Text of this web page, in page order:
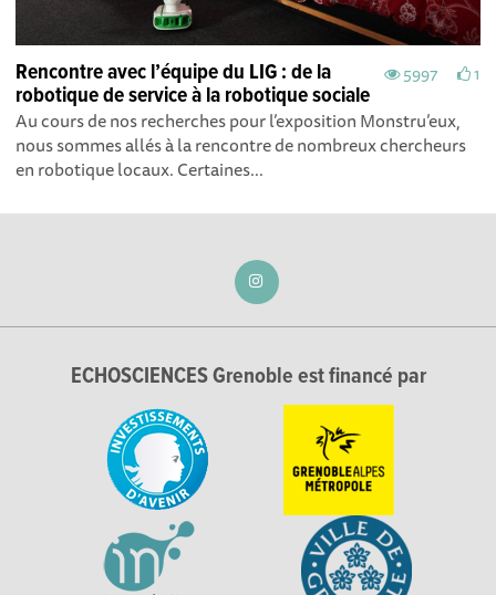
5997 1
Rencontre avec l’équipe du LIG : de la
robotique de service à la robotique sociale
Au cours de nos recherches pour l’exposition Monstru’eux,
nous sommes allés à la rencontre de nombreux chercheurs
en robotique locaux. Certaines...
ECHOSCIENCES Grenoble est financé par